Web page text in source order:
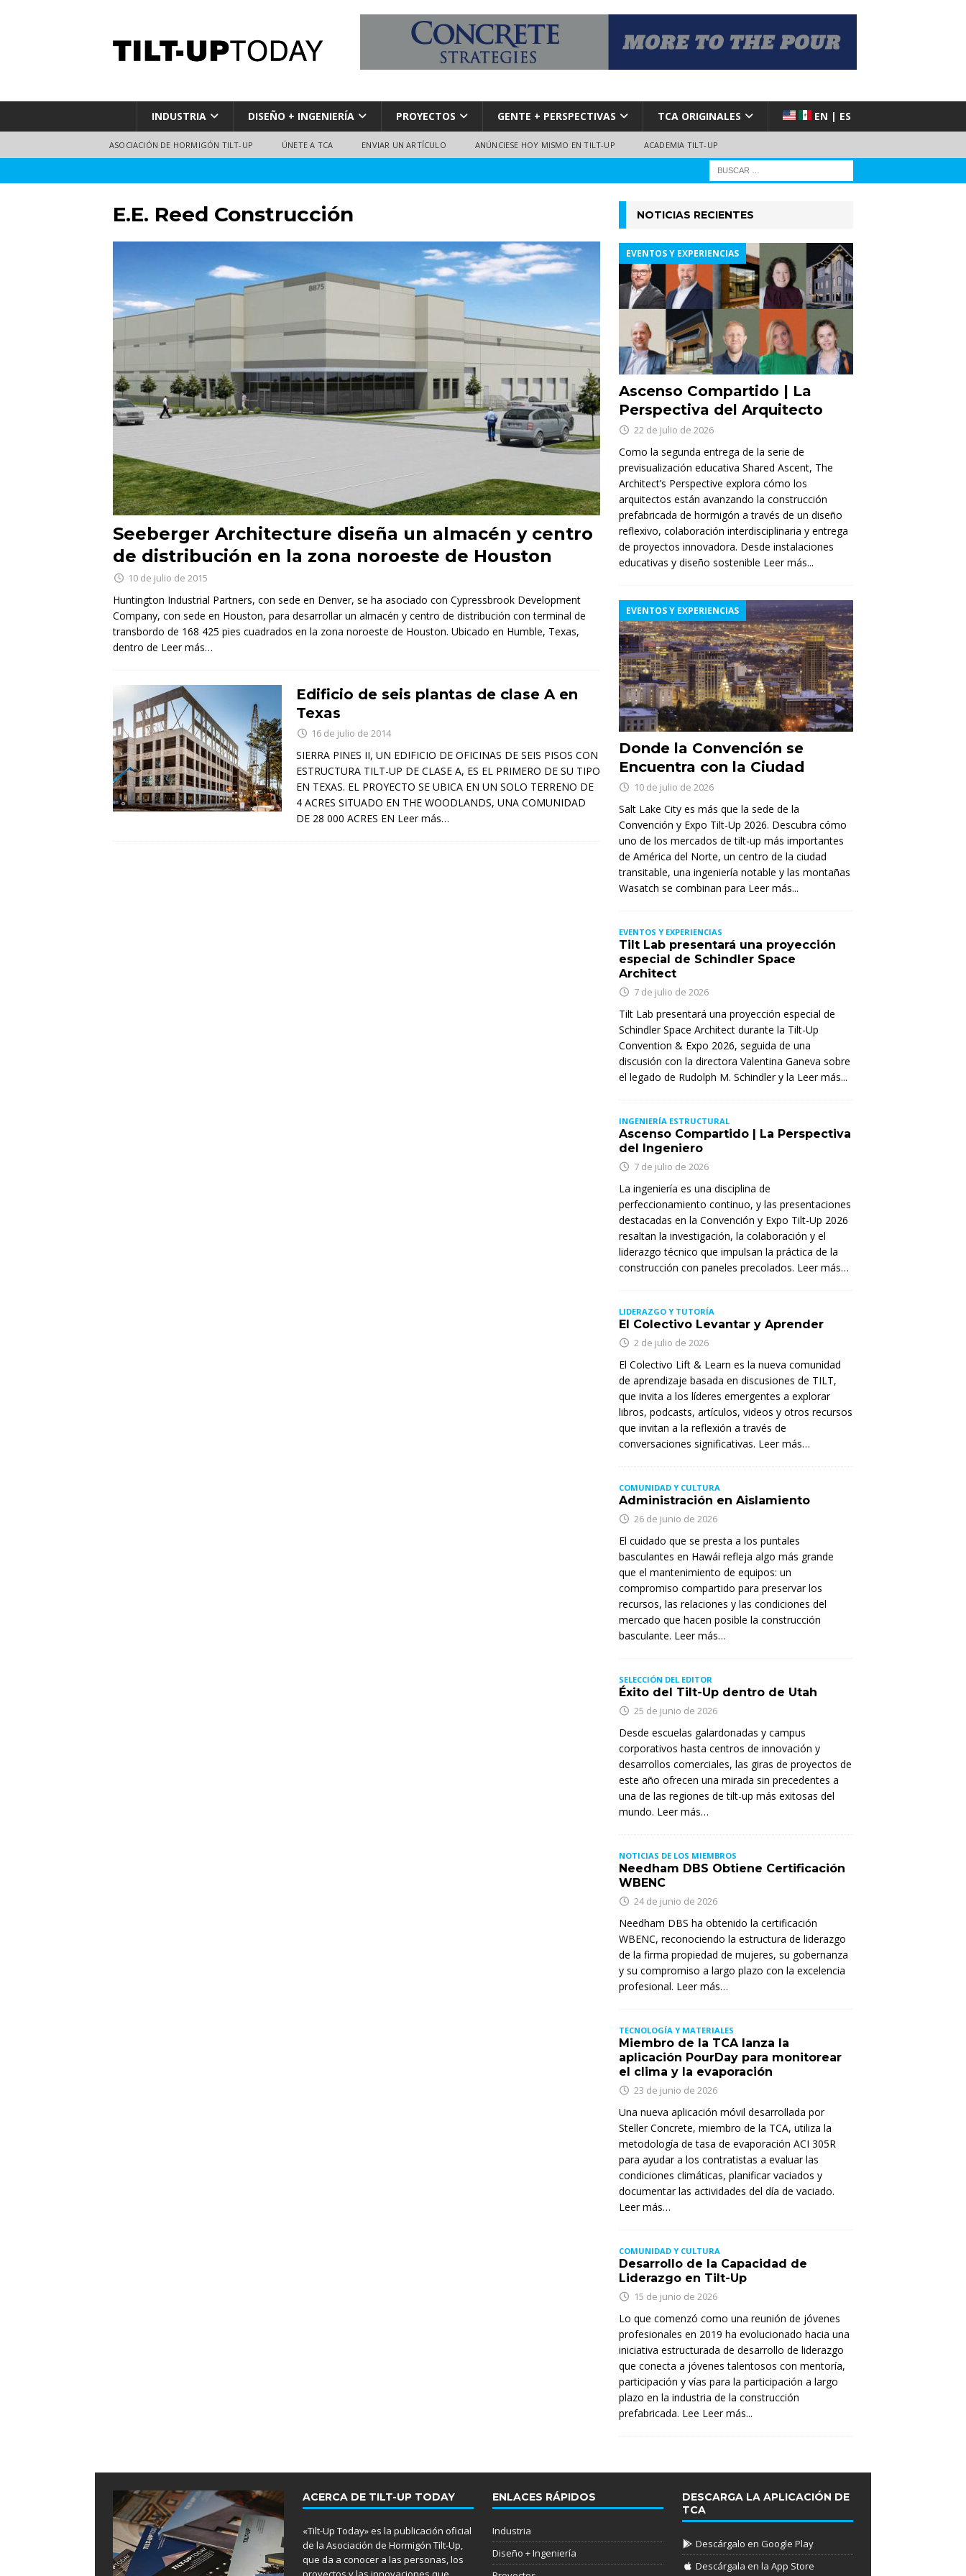
INDUSTRIA DISEÑO + INGENIERÍA PROYECTOS GENTE + PERSPECTIVAS TCA ORIGINALES EN | ES
ASOCIACIÓN DE HORMIGÓN TILT-UP ÚNETE A TCA ENVIAR UN ARTÍCULO ANÚNCIESE HOY MISMO EN TILT-UP ACADEMIA TILT-UP
E.E. Reed Construcción
Seeberger Architecture diseña un almacén y centro
de distribución en la zona noroeste de Houston
10 de julio de 2015
Huntington Industrial Partners, con sede en Denver, se ha asociado con Cypressbrook Development
Company, con sede en Houston, para desarrollar un almacén y centro de distribución con terminal de
transbordo de 168 425 pies cuadrados en la zona noroeste de Houston. Ubicado en Humble, Texas,
dentro de Leer más…
Edificio de seis plantas de clase A en
Texas
16 de julio de 2014
SIERRA PINES II, UN EDIFICIO DE OFICINAS DE SEIS PISOS CON
ESTRUCTURA TILT-UP DE CLASE A, ES EL PRIMERO DE SU TIPO
EN TEXAS. EL PROYECTO SE UBICA EN UN SOLO TERRENO DE
4 ACRES SITUADO EN THE WOODLANDS, UNA COMUNIDAD
DE 28 000 ACRES EN Leer más…
NOTICIAS RECIENTES
Ascenso Compartido | La
Perspectiva del Arquitecto
EVENTOS Y EXPERIENCIAS
22 de julio de 2026
Como la segunda entrega de la serie de
previsualización educativa Shared Ascent, The
Architect’s Perspective explora cómo los
arquitectos están avanzando la construcción
prefabricada de hormigón a través de un diseño
reflexivo, colaboración interdisciplinaria y entrega
de proyectos innovadora. Desde instalaciones
educativas y diseño sostenible Leer más...
Donde la Convención se
Encuentra con la Ciudad
EVENTOS Y EXPERIENCIAS
10 de julio de 2026
Salt Lake City es más que la sede de la
Convención y Expo Tilt-Up 2026. Descubra cómo
uno de los mercados de tilt-up más importantes
de América del Norte, un centro de la ciudad
transitable, una ingeniería notable y las montañas
Wasatch se combinan para Leer más...
EVENTOS Y EXPERIENCIAS
Tilt Lab presentará una proyección
especial de Schindler Space
Architect
7 de julio de 2026
Tilt Lab presentará una proyección especial de
Schindler Space Architect durante la Tilt-Up
Convention & Expo 2026, seguida de una
discusión con la directora Valentina Ganeva sobre
el legado de Rudolph M. Schindler y la Leer más...
INGENIERÍA ESTRUCTURAL
Ascenso Compartido | La Perspectiva
del Ingeniero
7 de julio de 2026
La ingeniería es una disciplina de
perfeccionamiento continuo, y las presentaciones
destacadas en la Convención y Expo Tilt-Up 2026
resaltan la investigación, la colaboración y el
liderazgo técnico que impulsan la práctica de la
construcción con paneles precolados. Leer más…
LIDERAZGO Y TUTORÍA
El Colectivo Levantar y Aprender
2 de julio de 2026
El Colectivo Lift & Learn es la nueva comunidad
de aprendizaje basada en discusiones de TILT,
que invita a los líderes emergentes a explorar
libros, podcasts, artículos, videos y otros recursos
que invitan a la reflexión a través de
conversaciones significativas. Leer más…
COMUNIDAD Y CULTURA
Administración en Aislamiento
26 de junio de 2026
El cuidado que se presta a los puntales
basculantes en Hawái refleja algo más grande
que el mantenimiento de equipos: un
compromiso compartido para preservar los
recursos, las relaciones y las condiciones del
mercado que hacen posible la construcción
basculante. Leer más…
SELECCIÓN DEL EDITOR
Éxito del Tilt-Up dentro de Utah
25 de junio de 2026
Desde escuelas galardonadas y campus
corporativos hasta centros de innovación y
desarrollos comerciales, las giras de proyectos de
este año ofrecen una mirada sin precedentes a
una de las regiones de tilt-up más exitosas del
mundo. Leer más…
NOTICIAS DE LOS MIEMBROS
Needham DBS Obtiene Certificación
WBENC
24 de junio de 2026
Needham DBS ha obtenido la certificación
WBENC, reconociendo la estructura de liderazgo
de la firma propiedad de mujeres, su gobernanza
y su compromiso a largo plazo con la excelencia
profesional. Leer más…
TECNOLOGÍA Y MATERIALES
Miembro de la TCA lanza la
aplicación PourDay para monitorear
el clima y la evaporación
23 de junio de 2026
Una nueva aplicación móvil desarrollada por
Steller Concrete, miembro de la TCA, utiliza la
metodología de tasa de evaporación ACI 305R
para ayudar a los contratistas a evaluar las
condiciones climáticas, planificar vaciados y
documentar las actividades del día de vaciado.
Leer más…
COMUNIDAD Y CULTURA
Desarrollo de la Capacidad de
Liderazgo en Tilt-Up
15 de junio de 2026
Lo que comenzó como una reunión de jóvenes
profesionales en 2019 ha evolucionado hacia una
iniciativa estructurada de desarrollo de liderazgo
que conecta a jóvenes talentosos con mentoría,
participación y vías para la participación a largo
plazo en la industria de la construcción
prefabricada. Lee Leer más...
ACERCA DE TILT-UP TODAY
«Tilt-Up Today» es la publicación oficial
de la Asociación de Hormigón Tilt-Up,
que da a conocer a las personas, los
ENLACES RÁPIDOS
Industria
Diseño + Ingeniería
DESCARGA LA APLICACIÓN DE
TCA
Descárgalo en Google Play
Descárgala en la App Store